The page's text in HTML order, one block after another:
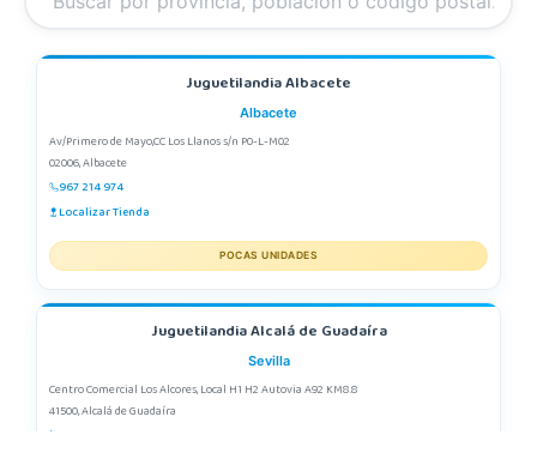
Juguetilandia Albacete
Albacete
Av/Primero de Mayo,CC Los Llanos s/n P0-L-M02
02006, Albacete
967 214 974
Localizar Tienda
POCAS UNIDADES
Juguetilandia Alcalá de Guadaíra
Sevilla
Centro Comercial Los Alcores, Local H1 H2 Autovia A92 KM8.8
41500, Alcalá de Guadaíra